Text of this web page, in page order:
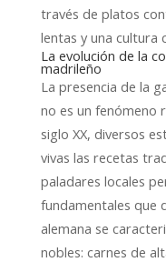
través de platos
lentas y una cultura
La evolución de la
madrileño
La presencia de la
no es un fenómeno
siglo XX, diversos
vivas las recetas
paladares locales
fundamentales que
alemana se
nobles: carnes de